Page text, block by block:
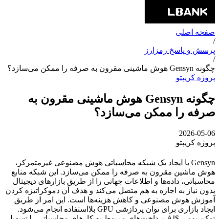
صفحه اصلی
/
پرسش و پاسخ رمزارز
/
چگونه Gensyn هوش ماشینی مقرون به صرفه را ممکن می‌سازد؟
پروژه کریپتو
چگونه Gensyn هوش ماشینی مقرون به
صرفه را ممکن می‌سازد؟
2026-05-06
پروژه کریپتو
Gensyn با ایجاد یک شبکه محاسباتی هوش مصنوعی غیرمتمرکز،
هوش ماشین مقرون به صرفه را ممکن می‌سازد. این شبکه منابع
محاسباتی، داده‌ها و اطلاعات جهانی را از طریق بازارهای دیجیتال
بدون نیاز به اجازه به هم متصل می‌کند و هدف آن دموکراتیزه کردن
آموزش هوش مصنوعی و کاهش هزینه‌ها است. این امر از طریق
ایجاد بازاری برای توان پردازشی GPU بلااستفاده انجام می‌شود.